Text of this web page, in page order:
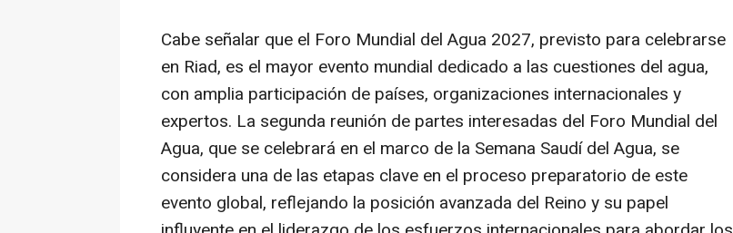
Cabe señalar que el Foro Mundial del Agua 2027, previsto para celebrarse
en Riad, es el mayor evento mundial dedicado a las cuestiones del agua,
con amplia participación de países, organizaciones internacionales y
expertos. La segunda reunión de partes interesadas del Foro Mundial del
Agua, que se celebrará en el marco de la Semana Saudí del Agua, se
considera una de las etapas clave en el proceso preparatorio de este
evento global, reflejando la posición avanzada del Reino y su papel